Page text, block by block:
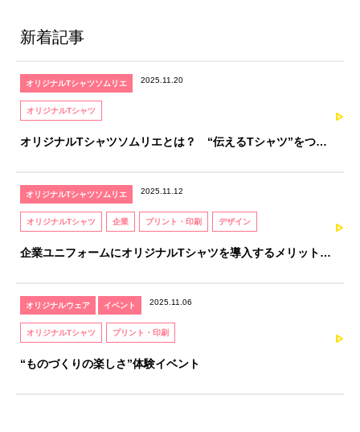
新着記事
オリジナルTシャツソムリエ 2025.11.20
オリジナルTシャツ
オリジナルTシャツソムリエとは？ “伝えるTシャツ”をつく
オリジナルTシャツソムリエ 2025.11.12
オリジナルTシャツ 企業 プリント・印刷 デザイン
企業ユニフォームにオリジナルTシャツを導入するメリットと
オリジナルウェア イベント 2025.11.06
オリジナルTシャツ プリント・印刷
“ものづくりの楽しさ”体験イベント